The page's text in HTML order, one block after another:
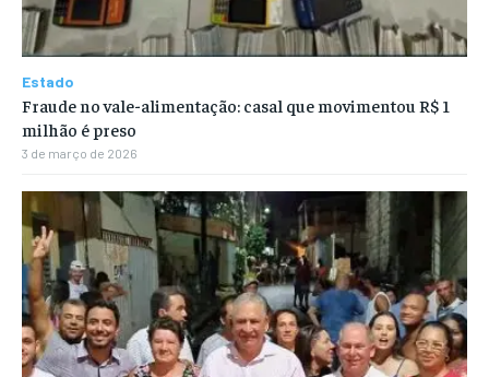
Estado
Fraude no vale-alimentação: casal que movimentou R$ 1
milhão é preso
3 de março de 2026